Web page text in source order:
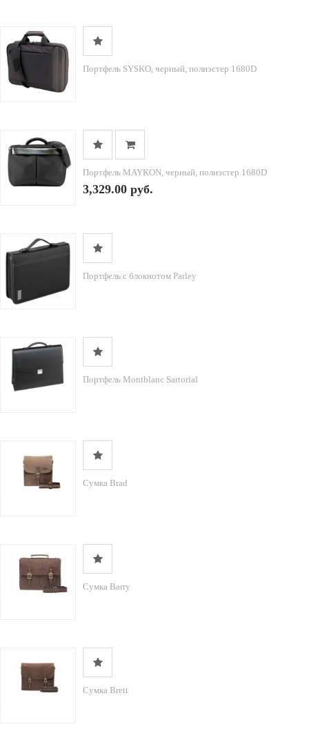
Портфель SYSKO, черный, полиэстер 1680D
Портфель MAYKON, черный, полиэстер 1680D
3,329.00 руб.
Портфель с блокнотом Parley
Портфель Montblanc Sartorial
Сумка Brad
Сумка Barry
Сумка Brett